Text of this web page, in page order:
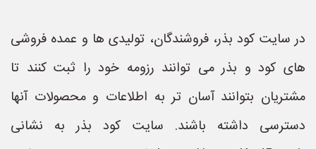
در سایت کود بذر، فروشندگان، تولیدی ها و عمده فروشی
های کود و بذر می توانند رزومه خود را ثبت کنند تا
مشتریان بتوانند آسان تر به اطلاعات و محصولات آنها
دسترسی داشته باشند. سایت کود بذر به نشانی